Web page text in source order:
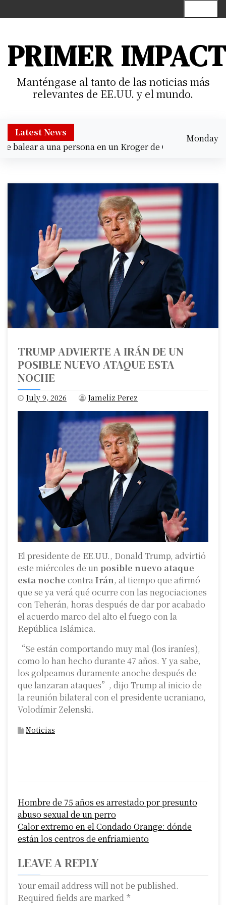
k
PRIMER
Manténgase al tanto de las noticias más
relevantes de EE.UU. y el mundo.
Latest News
a una persona en un Kroger de Cypress |
Prisión
Monday
TRUMP ADVIERTE A IRÁN DE UN
POSIBLE NUEVO ATAQUE ESTA
NOCHE
July 9, 2026 Jameliz Perez
El presidente de EE.UU., Donald Trump, advirtió
este miércoles de un posible nuevo ataque
esta noche contraIrán, al tiempo que afirmó
que se ya verá qué ocurre con las negociaciones
con Teherán, horas después de dar por acabado
el acuerdo marco del alto el fuego con la
República Islámica.
“Se están comportando muy mal (los iraníes),
como lo han hecho durante 47 años. Y ya sabe,
los golpeamos duramente anoche después de
que lanzaran ataques”, dijo Trump al inicio de
la reunión bilateral con el presidente ucraniano,
Volodímir Zelenski.
Noticias
o
s
t
n
a
Hombre de 75 años es arrestado por presunto
abuso sexual de un perro
Calor extremo en el Condado Orange: dónde
están los centros de enfriamiento
LEAVE A REPLY
Your email address will not be published.
Required fields are marked *